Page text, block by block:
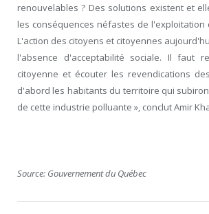
renouvelables ? Des solutions existent et
les conséquences néfastes de l'exploitation
L'action des citoyens et citoyennes
l'absence d'acceptabilité sociale. Il faut
citoyenne et écouter les revendications
d'abord les habitants du territoire qui
de cette industrie polluante », conclut Amir
Source: Gouvernement du Québec